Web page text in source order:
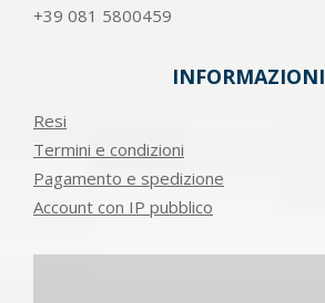
+39 081 5800459
INFORMAZIONI
Resi
Termini e condizioni
Pagamento e spedizione
Account con IP pubblico